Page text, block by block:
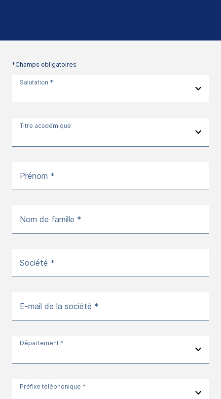
*Champs obligatoires
Salutation *
Titre académique
Prénom *
Nom de famille *
Société *
E-mail de la société *
Département *
Préfixe téléphonique *